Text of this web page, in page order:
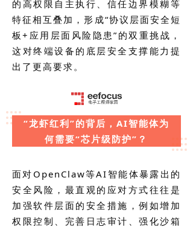
的高权限自主执行、信任边界模糊等
特征相互叠加，形成“协议层面安全短
板+应用层面风险隐患”的双重挑战，
这对终端设备的底层安全支撑能力提
出了更高要求。
“龙虾红利”的背后，AI智能体为
何需要“芯片级防护”？
面对OpenClaw等AI智能体暴露出的
安全风险，最直观的应对方式往往是
加强软件层面的安全措施，例如增加
权限控制、完善日志审计、强化沙箱